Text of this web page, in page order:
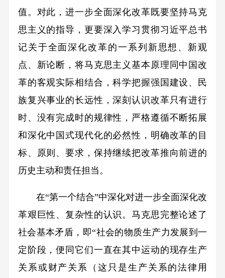
值。对此，进一步全面深化改革既要坚持马克
思主义的指导，更要深入学习贯彻习近平总书
记关于全面深化改革的一系列新思想、新观
点、新论断，将马克思主义基本原理同中国改
革的客观实际相结合，科学把握强国建设、民
族复兴事业的长远性，深刻认识改革只有进行
时、没有完成时的规律性，严格遵循不断拓展
和深化中国式现代化的必然性，明确改革的目
标、原则、要求，保持继续把改革推向前进的
历史主动和责任担当。
在“第一个结合”中深化对进一步全面深化改
革艰巨性、复杂性的认识。马克思完整论述了
社会基本矛盾，即“社会的物质生产力发展到一
定阶段，便同它们一直在其中运动的现存生产
关系或财产关系（这只是生产关系的法律用